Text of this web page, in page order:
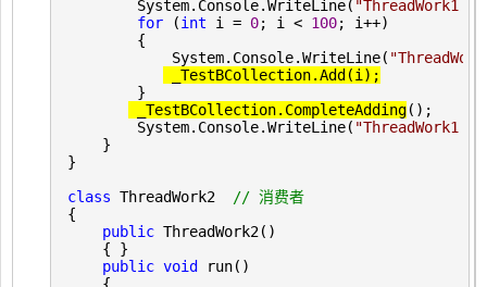
        System.Console.WriteLine(
"ThreadWork1
for (int i = 0; i < 100; i++)
        {
            System.Console.WriteLine(
"
_TestBCollection.Add(i);
        }
_TestBCollection.CompleteAdding();
        System.Console.WriteLine(
"ThreadWork1
    }
}
class ThreadWork2 // 消费者
{
public ThreadWork2()
    { }
public void
run()